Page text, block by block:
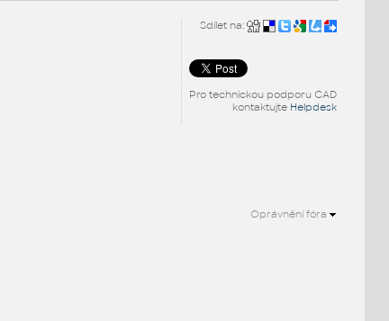
Sdílet na:
Pro technickou podporu CAD
kontaktujte Helpdesk
Oprávnění fóra